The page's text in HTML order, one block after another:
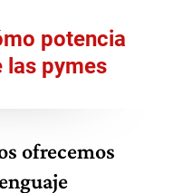
potencia
las pymes
ofrecemos